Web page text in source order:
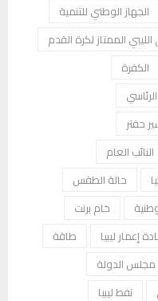
الجهاز الوطني للتنمية
الممتاز لكرة القدم
الكفرة
حفتر
النائب العام
حالة الطقس
خام برنت
إعمار ليبيا
طاقة
مجلس الدولة
نفط ليبيا